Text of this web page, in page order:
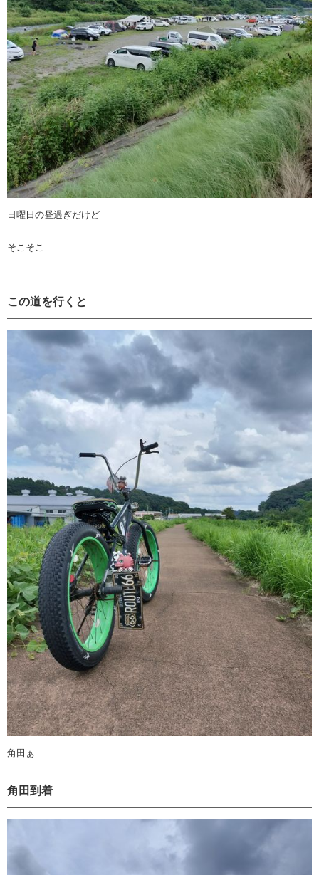
日曜日の昼過ぎだけど
そこそこ
この道を行くと
角田ぁ
角田到着